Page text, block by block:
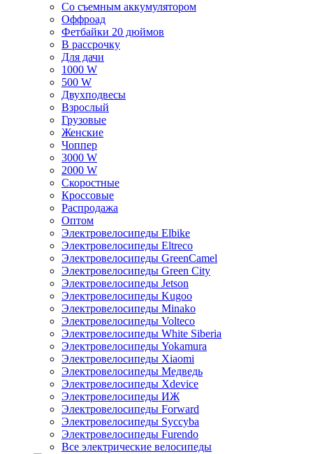
Со съемным аккумулятором
Оффроад
Фетбайки 20 дюймов
В рассрочку
Для дачи
1000 W
500 W
Двухподвесы
Взрослый
Грузовые
Женские
Чоппер
3000 W
2000 W
Скоростные
Кроссовые
Распродажа
Оптом
Электровелосипеды Elbike
Электровелосипеды Eltreco
Электровелосипеды GreenCamel
Электровелосипеды Green City
Электровелосипеды Jetson
Электровелосипеды Kugoo
Электровелосипеды Minako
Электровелосипеды Volteco
Электровелосипеды White Siberia
Электровелосипеды Yokamura
Электровелосипеды Xiaomi
Электровелосипеды Медведь
Электровелосипеды Xdevice
Электровелосипеды ИЖ
Электровелосипеды Forward
Электровелосипеды Syccyba
Электровелосипеды Furendo
Все электрические велосипеды